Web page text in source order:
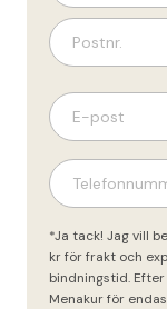
*Ja tack! Jag vill
kr för frakt och
bindningstid.
Menakur för